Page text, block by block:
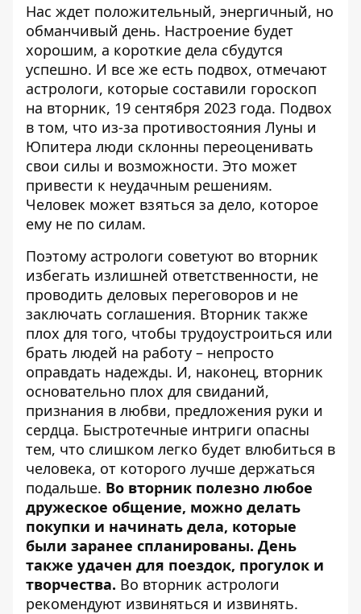
Нас ждет положительный, энергичный, но
обманчивый день. Настроение будет
хорошим, а короткие дела сбудутся
успешно. И все же есть подвох, отмечают
астрологи, которые составили гороскоп
на вторник, 19 сентября 2023 года. Подвох
в том, что из-за противостояния Луны и
Юпитера люди склонны переоценивать
свои силы и возможности. Это может
привести к неудачным решениям.
Человек может взяться за дело, которое
ему не по силам.
Поэтому астрологи советуют во вторник
избегать излишней ответственности, не
проводить деловых переговоров и не
заключать соглашения. Вторник также
плох для того, чтобы трудоустроиться или
брать людей на работу – непросто
оправдать надежды. И, наконец, вторник
основательно плох для свиданий,
признания в любви, предложения руки и
сердца. Быстротечные интриги опасны
тем, что слишком легко будет влюбиться в
человека, от которого лучше держаться
подальше. Во вторник полезно любое
дружеское общение, можно делать
покупки и начинать дела, которые
были заранее спланированы. День
также удачен для поездок, прогулок и
творчества. Во вторник астрологи
рекомендуют извиняться и извинять.